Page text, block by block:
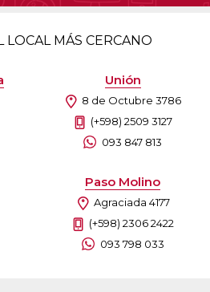
LOCAL MÁS CERCANO
Unión
8 de Octubre 3786
(+598) 2509 3127
093 847 813
Paso Molino
Agraciada 4177
(+598) 2306 2422
093 798 033